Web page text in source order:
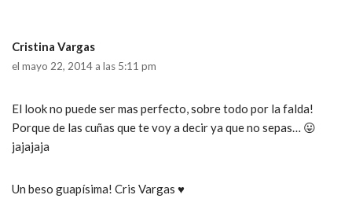
Cristina Vargas
el mayo 22, 2014 a las 5:11 pm
El look no puede ser mas perfecto, sobre todo por la falda!
Porque de las cuñas que te voy a decir ya que no sepas… 😛
jajajaja
Un beso guapísima! Cris Vargas ♥